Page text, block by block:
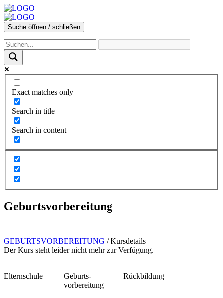
Suche öffnen / schließen
Exact matches only
Search in title
Search in content
Geburtsvorbereitung
GEBURTSVORBEREITUNG /Kursdetails
Der Kurs steht leider nicht mehr zur Verfügung.
Elternschule
Geburts-
vorbereitung
Rückbildung